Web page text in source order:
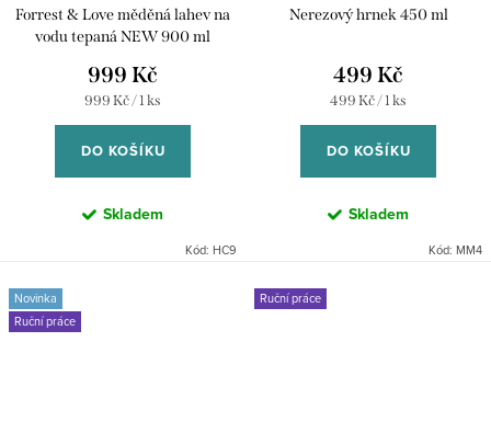
Forrest & Love měděná lahev na
vodu tepaná NEW 900 ml
999 Kč
Měrná
999 Kč / 1 ks
DO KOŠÍKU
Skladem
Kód: HC9
Nerezový hrnek 450 ml
499 Kč
Měrná
499 Kč / 1 ks
DO KOŠÍKU
Skladem
Kód: MM4
Novinka
Ruční práce
Ruční práce